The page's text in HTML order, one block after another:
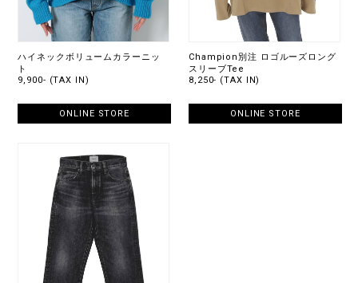
ハイネックボリュームカラーニッ
ト
9,900- (TAX IN)
ONLINE STORE
Champion別注 ロゴルーズロング
スリーブTee
8,250- (TAX IN)
ONLINE STORE